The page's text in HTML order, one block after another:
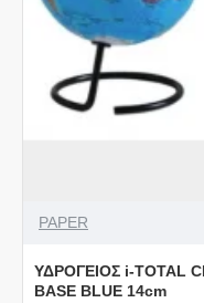
PAPER
ΥΔΡΟΓΕΙΟΣ i-TOTAL
BASE BLUE 14cm